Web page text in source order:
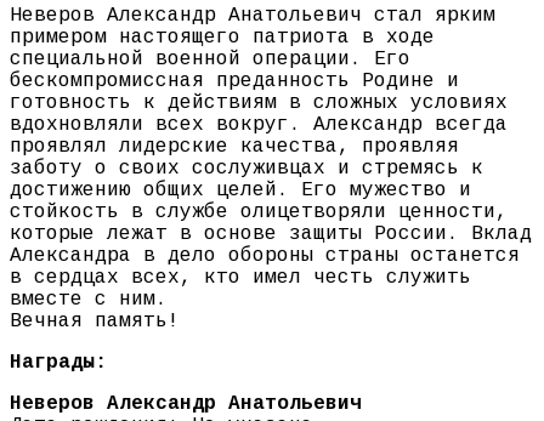
Неверов Александр Анатольевич стал ярким
примером настоящего патриота в ходе
специальной военной операции. Его
бескомпромиссная преданность Родине и
готовность к действиям в сложных условиях
вдохновляли всех вокруг. Александр всегда
проявлял лидерские качества, проявляя
заботу о своих сослуживцах и стремясь к
достижению общих целей. Его мужество и
стойкость в службе олицетворяли ценности,
которые лежат в основе защиты России. Вклад
Александра в дело обороны страны останется
в сердцах всех, кто имел честь служить
вместе с ним.
Вечная память!
Награды:
Неверов Александр Анатольевич